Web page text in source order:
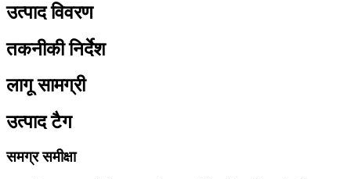
उत्पाद विवरण
तकनीकी निर्देश
लागू सामग्री
उत्पाद टैग
समग्र समीक्षा